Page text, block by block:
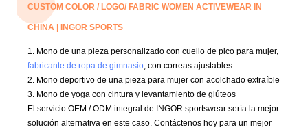
CUSTOM COLOR / LOGO/ FABRIC WOMEN ACTIVEWEAR IN
CHINA | INGOR SPORTS
1. Mono de una pieza personalizado con cuello de pico para mujer,
fabricante de ropa de gimnasio , con correas ajustables
2. Mono deportivo de una pieza para mujer con acolchado extraíble
3. Mono de yoga con cintura y levantamiento de glúteos
El servicio OEM / ODM integral de INGOR sportswear sería la mejor
solución alternativa en este caso. Contáctenos hoy para un mejor